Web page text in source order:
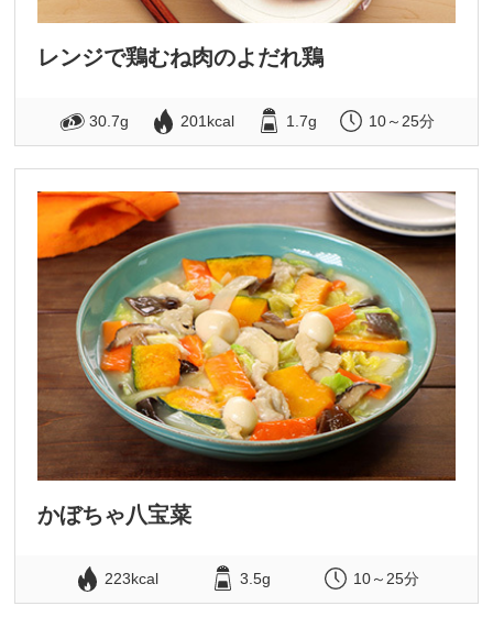
レンジで鶏むね肉のよだれ鶏
30.7g 201kcal 1.7g 10～25分
かぼちゃ八宝菜
223kcal 3.5g 10～25分